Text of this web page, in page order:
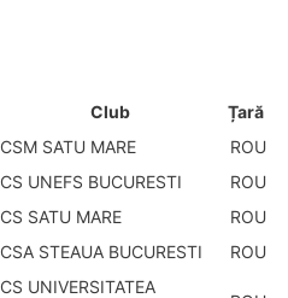
Club
Țară
CSM SATU MARE
ROU
CS UNEFS BUCURESTI
ROU
CS SATU MARE
ROU
CSA STEAUA BUCURESTI ROU
CS UNIVERSITATEA